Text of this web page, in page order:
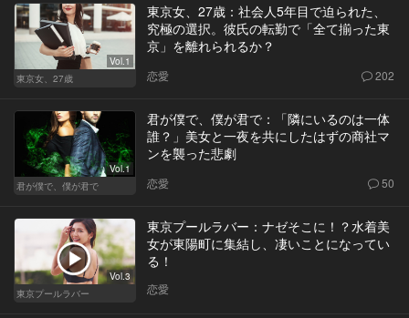
Vol.1
東京女、27歳
東京女、27歳：社会人5年目で迫られた、
究極の選択。彼氏の転勤で「全て揃った東
京」を離れられるか？
恋愛 202
Vol.1
君が僕で、僕が君で
君が僕で、僕が君で：「隣にいるのは一体
誰？」美女と一夜を共にしたはずの商社マ
ンを襲った悲劇
恋愛 50
Vol.3
東京プールラバー
東京プールラバー：ナゼそこに！？水着美
女が東陽町に集結し、凄いことになってい
る！
恋愛